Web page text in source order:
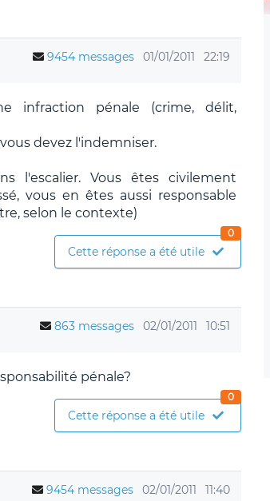
9454 messages 01/01/2011 22:19
infraction pénale (crime, délit,
devez l'indemniser.
l'escalier. Vous êtes civilement
vous en êtes aussi responsable
selon le contexte)
Cette réponse a été utile
0
863 messages 02/01/2011 10:51
pénale?
Cette réponse a été utile
0
9454 messages 02/01/2011 11:40